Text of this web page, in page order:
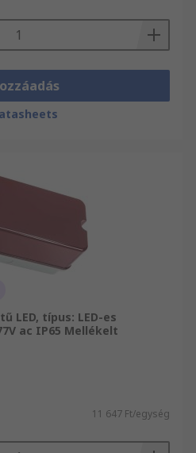
LED, típus: LED-es
ac IP65 Mellékelt
11 647 Ft/egység